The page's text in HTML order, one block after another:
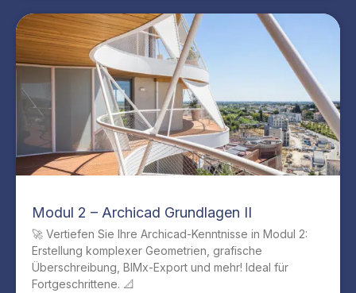
Modul 2 – Archicad Grundlagen II
🚀 Vertiefen Sie Ihre Archicad-Kenntnisse in Modul 2:
Erstellung komplexer Geometrien, grafische
Überschreibung, BIMx-Export und mehr! Ideal für
Fortgeschrittene. 📐